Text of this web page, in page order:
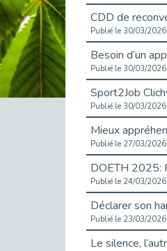
Publié le 30/03/2026
Publié le 30/03/2026
Publié le 30/03/2026
Publié le 27/03/2026
Publié le 24/03/2026
Publié le 23/03/2026